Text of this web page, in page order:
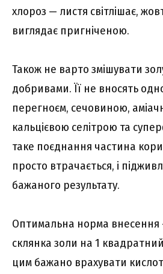
хлороз — листя світлішає,
виглядає пригніченою.
Також не варто змішувати
добривами. Її не вносять
перегноєм, сечовиною,
кальцієвою селітрою та
таке поєднання частина
просто втрачається, і
бажаного результату.
Оптимальна норма внесення
склянка золи на 1
цим бажано врахувати